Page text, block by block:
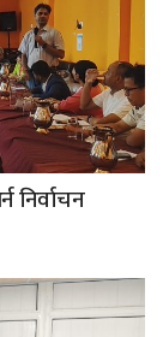
निर्वाचन